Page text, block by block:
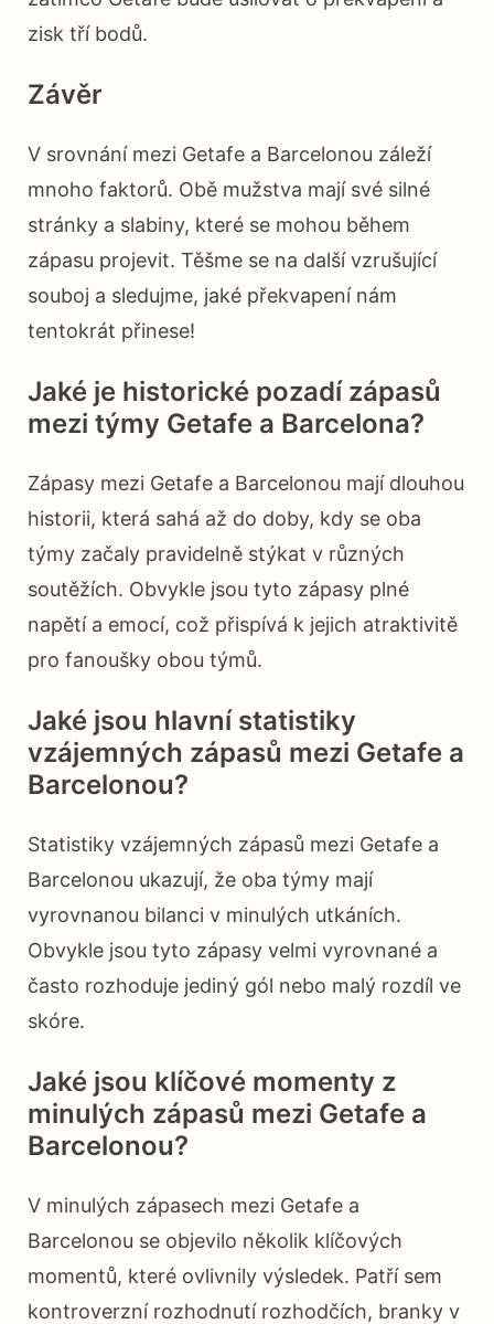
zisk tří bodů.
Závěr
V srovnání mezi Getafe a Barcelonou záleží
mnoho faktorů. Obě mužstva mají své silné
stránky a slabiny, které se mohou během
zápasu projevit. Těšme se na další vzrušující
souboj a sledujme, jaké překvapení nám
tentokrát přinese!
Jaké je historické pozadí zápasů
mezi týmy Getafe a Barcelona?
Zápasy mezi Getafe a Barcelonou mají dlouhou
historii, která sahá až do doby, kdy se oba
týmy začaly pravidelně stýkat v různých
soutěžích. Obvykle jsou tyto zápasy plné
napětí a emocí, což přispívá k jejich atraktivitě
pro fanoušky obou týmů.
Jaké jsou hlavní statistiky
vzájemných zápasů mezi Getafe a
Barcelonou?
Statistiky vzájemných zápasů mezi Getafe a
Barcelonou ukazují, že oba týmy mají
vyrovnanou bilanci v minulých utkáních.
Obvykle jsou tyto zápasy velmi vyrovnané a
často rozhoduje jediný gól nebo malý rozdíl ve
skóre.
Jaké jsou klíčové momenty z
minulých zápasů mezi Getafe a
Barcelonou?
V minulých zápasech mezi Getafe a
Barcelonou se objevilo několik klíčových
momentů, které ovlivnily výsledek. Patří sem
kontroverzní rozhodnutí rozhodčích, branky v